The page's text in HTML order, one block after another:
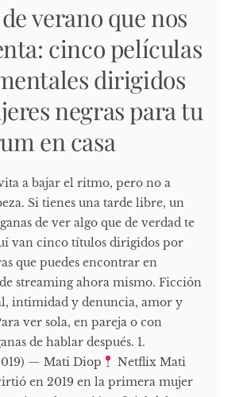
verano que nos
cinco películas
dirigidos
negras para tu
en casa
a bajar el ritmo, pero no a
Si tienes una tarde libre, un
de ver algo que de verdad te
van cinco títulos dirigidos por
que puedes encontrar en
streaming ahora mismo. Ficción
intimidad y denuncia, amor y
ver sola, en pareja o con
de hablar después. 1.
— Mati Diop
Netflix Mati
en 2019 en la primera mujer